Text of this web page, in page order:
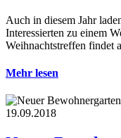
Auch in diesem Jahr
Interessierten zu einem
Weihnachtstreffen findet
Mehr lesen
19.09.2018